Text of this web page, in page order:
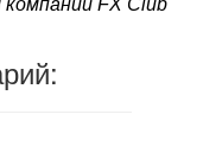
FX Club